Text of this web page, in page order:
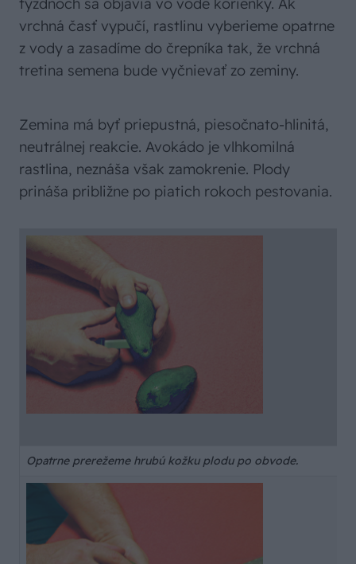
vrchná časť vypučí, rastlinu vyberieme opatrne
z vody a zasadíme do črepníka tak, že vrchná
tretina semena bude vyčnievať zo zeminy.
Zemina má byť priepustná, piesočnato-hlinitá,
neutrálnej reakcie. Avokádo je vlhkomilná
rastlina, neznáša však zamokrenie. Plody
prináša približne po piatich rokoch pestovania.
Opatrne prerežeme hrubú kožku plodu po obvode.